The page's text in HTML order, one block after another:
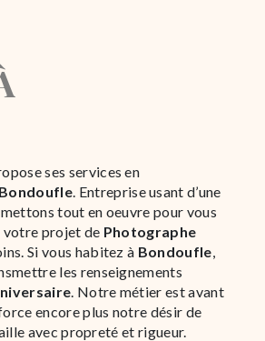
ses services en
Bondoufle. Entreprise usant d’une
tout en oeuvre pour vous
votre projet de Photographe
Si vous habitez à Bondoufle,
les renseignements
. Notre métier est avant
encore plus notre désir de
avec propreté et rigueur.